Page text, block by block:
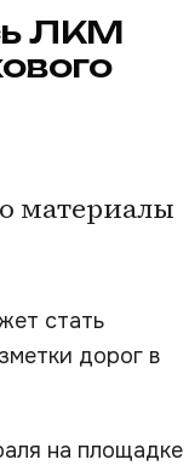
ЛКМ
материалы
стать
дорог в
на площадке